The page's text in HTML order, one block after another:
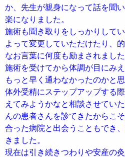
か、先生が親身になって話を聞
楽になりました。
施術も聞き取りをしっかりして
よって変更していただけたり、
なお言葉に何度も励まされました
施術を受けてから体調が目にみ
もっと早く通わなかったのかと
体外受精にステップアップする
えてみようかなと相談させてい
んの患者さんを診てきたからこ
合った病院と出会うこともでき
きました。
現在は引き続きつわりや安産の